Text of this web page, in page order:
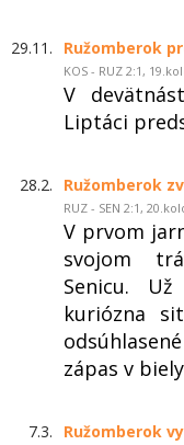
29.11. Ružomberok
KOS - RUZ 2:1,
V
Liptáci
28.2. Ružomberok
RUZ - SEN 2:1,
V prvom
svojom
Senicu.
kuriózna
zápas v
7.3. Ružomberok